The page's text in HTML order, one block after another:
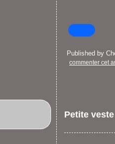
Published by
commenter cet
Petite veste